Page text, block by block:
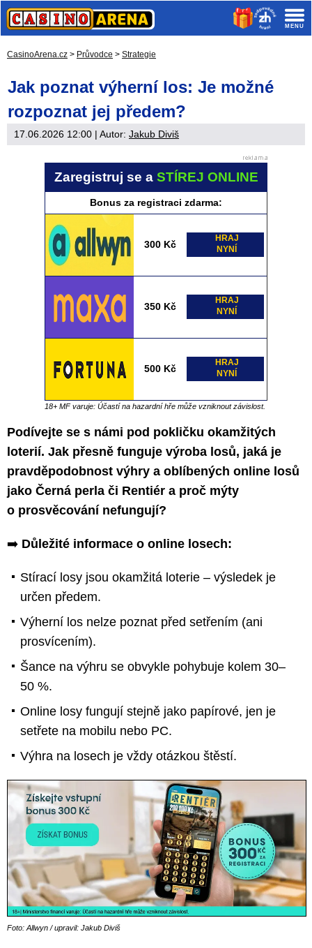
CasinoArena.cz > Průvodce > Strategie
Jak poznat výherní los: Je možné
rozpoznat jej předem?
17.06.2026 12:00 | Autor: Jakub Diviš
Zaregistruj se a STÍREJ ONLINE
Bonus za registraci zdarma:
300 Kč
HRAJ
NYNÍ
350 Kč
HRAJ
NYNÍ
500 Kč
HRAJ
NYNÍ
18+ MF varuje: Účastí na hazardní hře může vzniknout závislost.
Podívejte se s námi pod pokličku okamžitých
loterií. Jak přesně funguje výroba losů, jaká je
pravděpodobnost výhry a oblíbených online losů
jako Černá perla či Rentiér a proč mýty
o prosvěcování nefungují?
➡️ Důležité informace o online losech:
Stírací losy jsou okamžitá loterie – výsledek je
určen předem.
Výherní los nelze poznat před setřením (ani
prosvícením).
Šance na výhru se obvykle pohybuje kolem 30–
50 %.
Online losy fungují stejně jako papírové, jen je
setřete na mobilu nebo PC.
Výhra na losech je vždy otázkou štěstí.
Foto: Allwyn / upravil: Jakub Diviš